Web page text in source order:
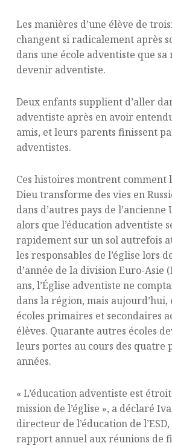
Les manières d’une élève de
changent si radicalement après
dans une école adventiste que
devenir adventiste.
Deux enfants supplient d’aller
adventiste après en avoir
amis, et leurs parents finissent
adventistes.
Ces histoires montrent comment
Dieu transforme des vies en
dans d’autres pays de
alors que l’éducation adventiste
rapidement sur un sol autrefois
les responsables de l’église lors
d’année de la division Euro-Asie
ans, l’Église adventiste ne
dans la région, mais aujourd’hui,
écoles primaires et secondaires
élèves. Quarante autres écoles
leurs portes au cours des quatre
années.
« L’éducation adventiste est
mission de l’église », a déclaré
directeur de l’éducation de
rapport annuel aux réunions de